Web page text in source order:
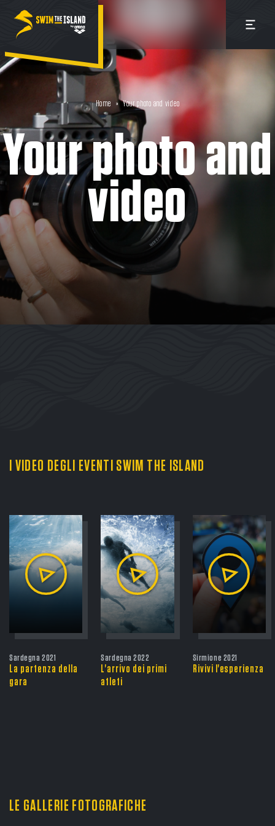
Home » Your photo and video
Your photo and
video
I VIDEO DEGLI EVENTI SWIM THE ISLAND
Sardegna 2021
La partenza della
gara
Sardegna 2022
L'arrivo dei primi
atleti
Sirmione 2021
Rivivi l'esperienza
LE GALLERIE FOTOGRAFICHE